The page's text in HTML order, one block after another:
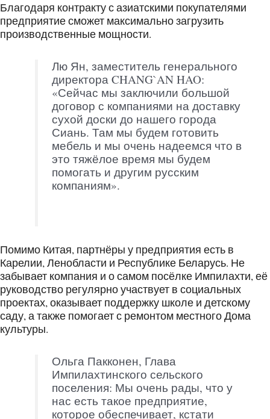
Благодаря контракту с азиатскими покупателями
предприятие сможет максимально загрузить
производственные мощности.
Лю Ян, заместитель генерального
директора CHANG`AN HAO:
«Сейчас мы заключили большой
договор с компаниями на доставку
сухой доски до нашего города
Сиань. Там мы будем готовить
мебель и мы очень надеемся что в
это тяжёлое время мы будем
помогать и другим русским
компаниям».
Помимо Китая, партнёры у предприятия есть в
Карелии, Ленобласти и Республике Беларусь. Не
забывает компания и о самом посёлке Импилахти, её
руководство регулярно участвует в социальных
проектах, оказывает поддержку школе и детскому
саду, а также помогает с ремонтом местного Дома
культуры.
Ольга Пакконен, Глава
Импилахтинского сельского
поселения: Мы очень рады, что у
нас есть такое предприятие,
которое обеспечивает, кстати